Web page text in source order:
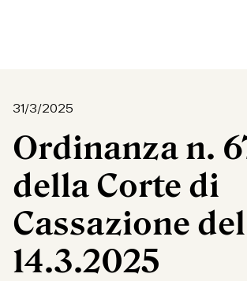
31/3/2025
Ordinanza n.
della Corte di
Cassazione del
14.3.2025